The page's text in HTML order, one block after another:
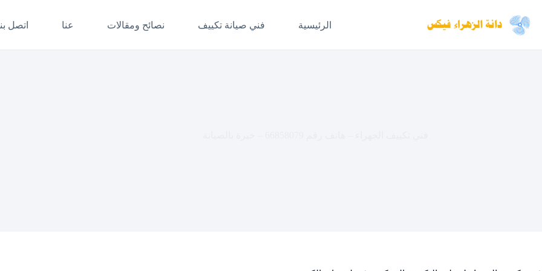
المحتوى
الرئيسية فني صيانة تكييف نصائح ومقالات عنا اتصل